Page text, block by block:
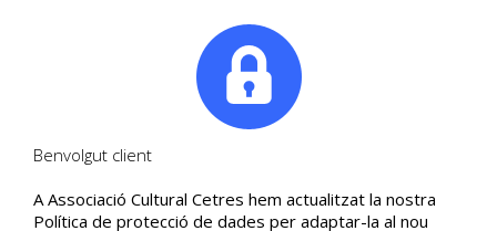
"PSICOLOGIA. L'IMPACTE
Benvolgut client
A Associació Cultural Cetres hem actualitzat la nostra
Política de protecció de dades per adaptar-la al nou